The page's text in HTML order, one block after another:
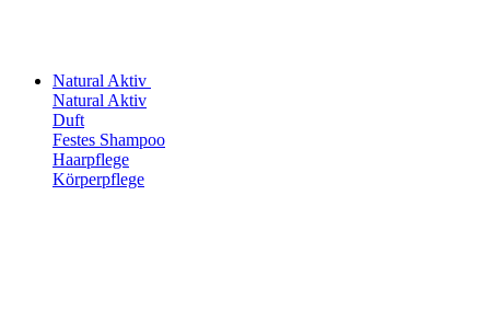
Natural Aktiv
Natural Aktiv
Duft
Festes Shampoo
Haarpflege
Körperpflege